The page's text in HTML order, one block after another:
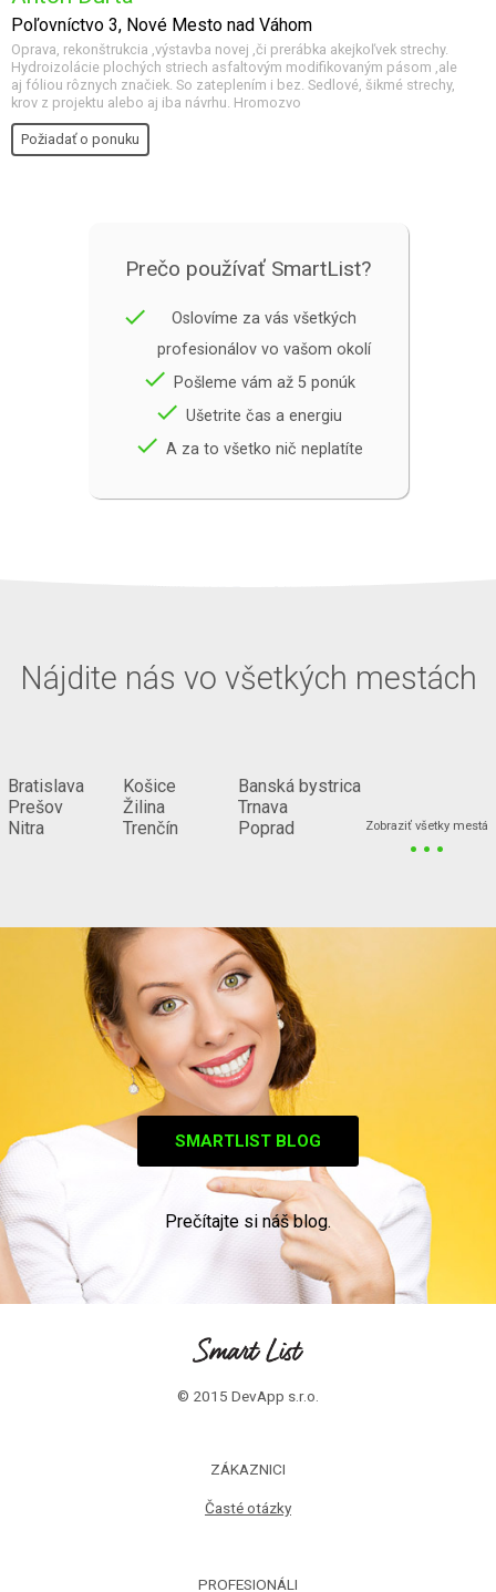
Poľovníctvo 3, Nové Mesto nad Váhom
Oprava, rekonštrukcia ,výstavba novej ,či prerábka akejkoľvek strechy.
Hydroizolácie plochých striech asfaltovým modifikovaným pásom ,ale
aj fóliou rôznych značiek. So zateplením i bez. Sedlové, šikmé strechy,
krov z projektu alebo aj iba návrhu. Hromozvo
Požiadať o ponuku
Prečo používať SmartList?
done
Oslovíme za vás všetkých
profesionálov vo vašom okolí
done Pošleme vám až 5 ponúk
done Ušetrite čas a energiu
done A za to všetko nič neplatíte
Nájdite nás vo všetkých mestách
Bratislava
Prešov
Nitra
Košice
Žilina
Trenčín
Banská bystrica
Trnava
Poprad
Zobraziť všetky mestá
...
SMARTLIST BLOG
Prečítajte si náš blog.
© 2015 DevApp s.r.o.
ZÁKAZNICI
Časté otázky
PROFESIONÁLI